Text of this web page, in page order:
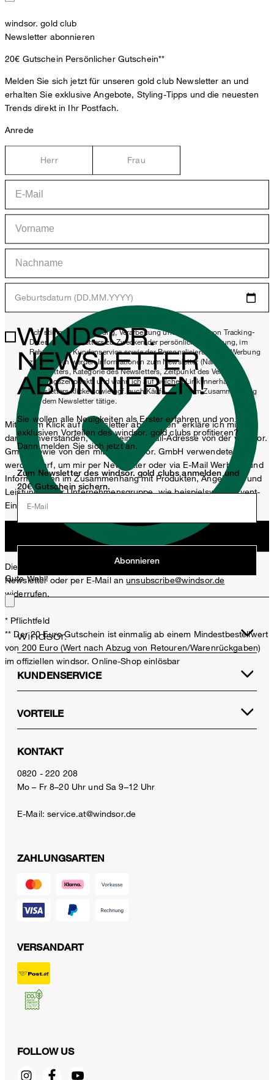
windsor. gold club
Newsletter abonnieren
20€ Gutschein Persönlicher Gutschein**
Melden Sie sich jetzt für unseren gold club Newsletter an und
erhalten Sie exklusive Angebote, Styling-Tipps und die neuesten
Trends direkt in Ihr Postfach.
Anrede
Herr Frau
Geburtsdatum (DD.MM.YYYY)
*Ich stimme der Erhebung, Verarbeitung und Nutzung von Tracking-
Daten des Newsletters zu Zwecken der persönlichen Beratung, im
Rahmen des Kundenservice sowie der Personalisierung von Werbung
zu. Erhoben werden Informationen zum Newsletter (Name des
Newsletters, Kategorie des Newsletters, Zeitpunkt des Versands,
Öffnungszeitpunkt) und wann ich auf welchen Link innerhalb des
Newsletters klicke sowie ggf. auch Käufe, die ich im Zusammenhang
mit dem Newsletter tätige.
Mit einem Klick auf „Newsletter abonnieren" erkläre ich mich
damit einverstanden, dass meine E-Mail-Adresse von der windsor.
GmbH sowie von den mit der windsor. GmbH verwendeten
werden darf, um mir per Newsletter oder via E-Mail Werbung und
Informationen im Zusammenhang mit Produkten, Angeboten und
Leistungen der Unternehmensgruppe, wie beispielsweise Event-
Einladungen, Aktionen, Produkt-Promotions zuzusenden.
Diese Einwilligung kann ich jederzeit durch den Abmeldelink im
Newsletter oder per E-Mail anunsubscribe@windsor.de
widerrufen.
* Pflichtfeld
** Der 20 Euro Gutschein ist einmalig ab einem Mindestbestellwert
von 200 Euro (Wert nach Abzug von Retouren/Warenrückgaben)
im offiziellen windsor. Online-Shop einlösbar
Gute Wahl!
WINDSOR.
NEWSLETTER
ABONNIEREN!
E-Mail
Zum Newsletter des windsor. gold clubs anmelden und
20€ Gutschein sichern.
Sie wollen alle Neuigkeiten als Erster erfahren und von
exklusiven Vorteilen des windsor. gold clubs profitieren?
Dann melden Sie sich jetzt an.
Abonnieren
KUNDENSERVICE
VORTEILE
KONTAKT
0820 - 220 208
Mo – Fr 8–20 Uhr und Sa 9–12 Uhr
E-Mail:service.at@windsor.de
ZAHLUNGSARTEN
VERSANDART
FOLLOW US